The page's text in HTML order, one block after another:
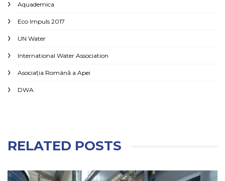
Aquademica
Eco Impuls 2017
UN Water
International Water Association
Asociaţia Română a Apei
DWA
RELATED POSTS